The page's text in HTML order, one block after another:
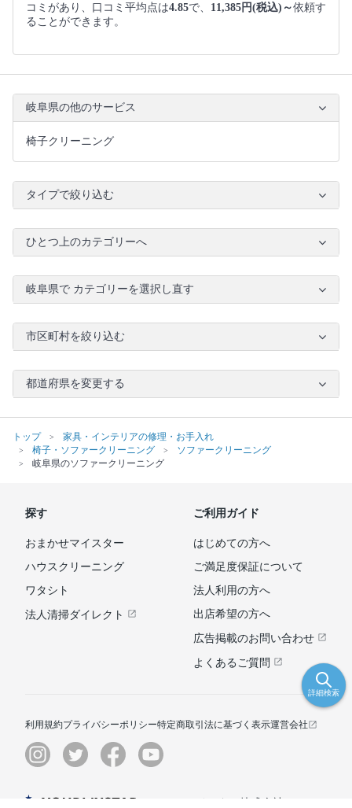
コミがあり、口コミ平均点は4.85で、 11,385円(税込)～依頼す
ることができます。
岐阜県の他のサービス
椅子クリーニング
タイプで絞り込む
ひとつ上のカテゴリーへ
岐阜県で カテゴリーを選択し直す
市区町村を絞り込む
都道府県を変更する
トップ
家具・インテリアの修理・お手入れ
椅子・ソファークリーニング
ソファークリーニング
岐阜県のソファークリーニング
詳細検索
探す
おまかせマイスター
ハウスクリーニング
ワタシト
法人清掃ダイレクト
ご利用ガイド
はじめての方へ
ご満足度保証について
法人利用の方へ
出店希望の方へ
広告掲載のお問い合わせ
よくあるご質問
利用規約プライバシーポリシー特定商取引法に基づく表示運営会社